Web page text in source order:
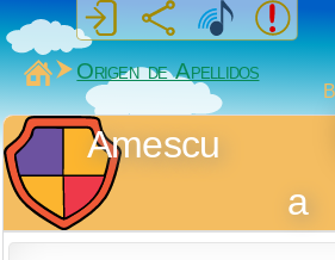
MiSabueso
Origen de Apellidos
Amescu
a